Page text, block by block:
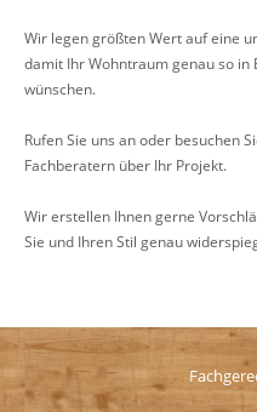
Wir legen größten Wert auf eine
damit Ihr Wohntraum genau so in
wünschen.
Rufen Sie uns an oder besuchen
Fachberatern über Ihr Projekt.
Wir erstellen Ihnen gerne
Sie und Ihren Stil genau